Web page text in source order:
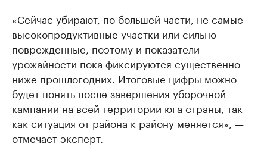
«Сейчас убирают, по большей части, не самые
высокопродуктивные участки или сильно
поврежденные, поэтому и показатели
урожайности пока фиксируются существенно
ниже прошлогодних. Итоговые цифры можно
будет понять после завершения уборочной
кампании на всей территории юга страны, так
как ситуация от района к району меняется», —
отмечает эксперт.